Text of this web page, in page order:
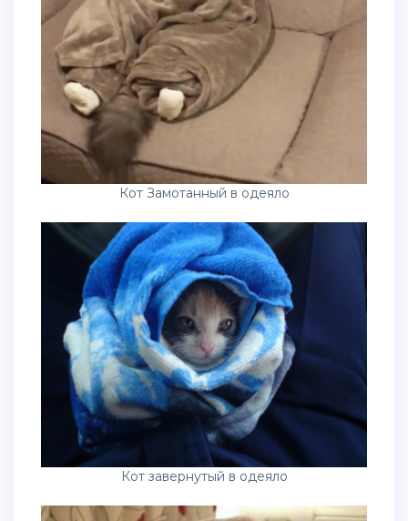
Кот Замотанный в одеяло
Кот завернутый в одеяло